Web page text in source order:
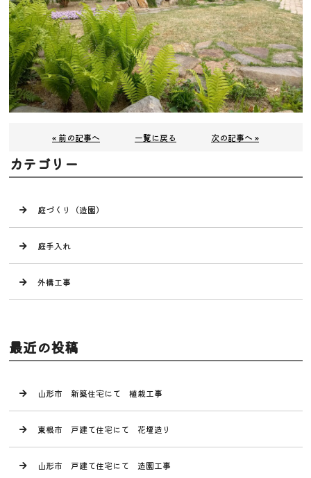
« 前の記事へ 一覧に戻る 次の記事へ »
カテゴリー
庭づくり（造園）
庭手入れ
外構工事
最近の投稿
山形市 新築住宅にて 植栽工事
東根市 戸建て住宅にて 花壇造り
山形市 戸建て住宅にて 造園工事